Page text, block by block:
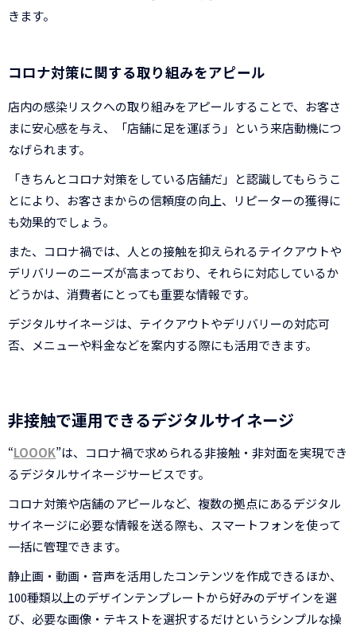
きます。
コロナ対策に関する取り組みをアピール
店内の感染リスクへの取り組みをアピールすることで、お客さ
まに安心感を与え、「店舗に足を運ぼう」という来店動機につ
なげられます。
「きちんとコロナ対策をしている店舗だ」と認識してもらうこ
とにより、お客さまからの信頼度の向上、リピーターの獲得に
も効果的でしょう。
また、コロナ禍では、人との接触を抑えられるテイクアウトや
デリバリーのニーズが高まっており、それらに対応しているか
どうかは、消費者にとっても重要な情報です。
デジタルサイネージは、テイクアウトやデリバリーの対応可
否、メニューや料金などを案内する際にも活用できます。
非接触で運用できるデジタルサイネージ
“LOOOK”は、コロナ禍で求められる非接触・非対面を実現でき
るデジタルサイネージサービスです。
コロナ対策や店舗のアピールなど、複数の拠点にあるデジタル
サイネージに必要な情報を送る際も、スマートフォンを使って
一括に管理できます。
静止画・動画・音声を活用したコンテンツを作成できるほか、
100種類以上のデザインテンプレートから好みのデザインを選
び、必要な画像・テキストを選択するだけというシンプルな操